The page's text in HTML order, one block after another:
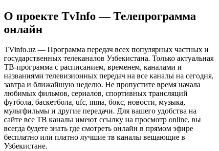
О проекте TvInfo — Телепрограмма
онлайн
TVinfo.uz — Программа передач всех популярных частных и
государственных телеканалов Узбекистана. Только актуальная
ТВ-программа с расписанием, временем, каналами и
названиями телевизионных передач на все каналы на сегодня,
завтра и ближайшую неделю. Не пропустите время начала
любимых фильмов, сериалов, спортивных трансляций
футбола, баскетбола, ufc, mma, бокс, новости, музыка,
мультфильмы и другие передачи. Для вашего удобства на
сайте все ТВ каналы имеют ссылку на просмотр online, вы
всегда будете знать где смотреть онлайн в прямом эфире
бесплатно или платно лучшие тв каналы вещающие в
Узбекистане.